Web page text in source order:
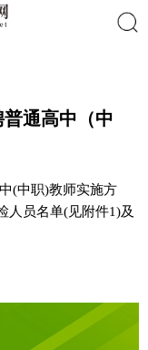
通高中（中
(中职)教师实施方
人员名单(见附件1)及